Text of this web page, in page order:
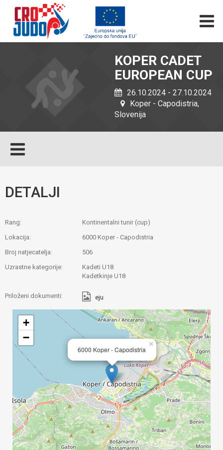
KOPER CADET
EUROPEAN CUP
26.10.2024 - 27.10.2024
Koper - Capodistria,
Slovenija
DETALJI
Rang:
Kontinentalni tunir (cup)
Lokacija:
6000 Koper - Capodistria
Broj natjecatelja:
506
Uzrastne kategorije:
Kadeti U18
Kadetkinje U18
Priloženi dokumenti: eju
6000 Koper - Capodistria
×
+
−